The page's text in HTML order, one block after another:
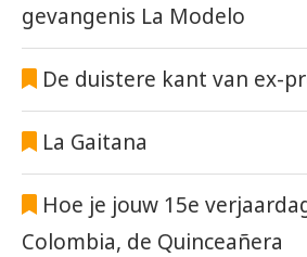
gevangenis La Modelo
De duistere kant van ex-
La Gaitana
Hoe je jouw 15e
Colombia, de Quinceañera